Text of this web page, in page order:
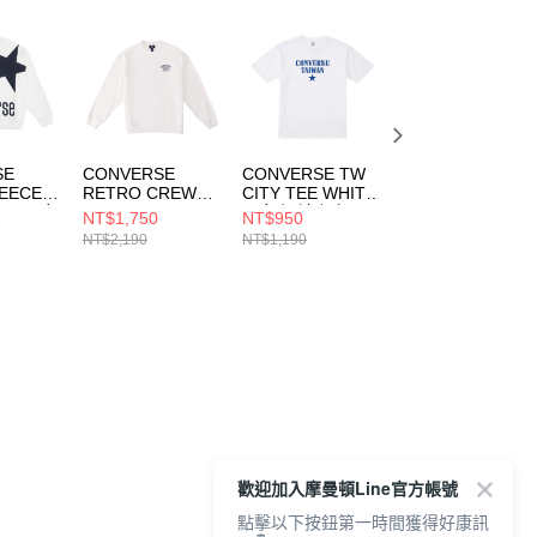
男女
CONVERSE
RETRO CREW
FLEECE TOP
EGRET 男女 長袖
上衣 UCJ439-
NT$1,750
NT$2,190
CONVERSE TW
CITY TEE WHITE
男女 短袖上衣
UCJ766-001
NT$950
NT$1,190
歡迎加入摩曼頓Line官方帳號
點擊以下按鈕第一時間獲得好康訊